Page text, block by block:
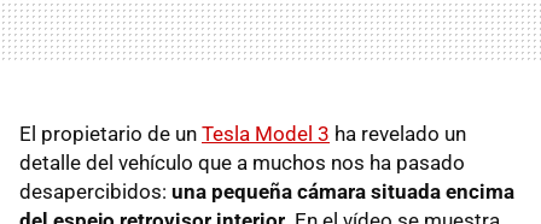
El propietario de un Tesla Model 3 ha revelado un
detalle del vehículo que a muchos nos ha pasado
desapercibidos: una pequeña cámara situada encima